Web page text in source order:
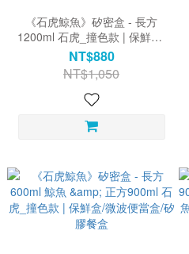
《石虎鯨魚》矽密盒 - 長方
1200ml 石虎_撞色款 | 保鮮盒/
微波便當盒/矽膠餐盒
NT$880
NT$1,050